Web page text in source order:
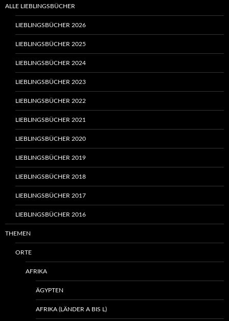
ALLE LIEBLINGSBÜCHER
LIEBLINGSBÜCHER 2026
LIEBLINGSBÜCHER 2025
LIEBLINGSBÜCHER 2024
LIEBLINGSBÜCHER 2023
LIEBLINGSBÜCHER 2022
LIEBLINGSBÜCHER 2021
LIEBLINGSBÜCHER 2020
LIEBLINGSBÜCHER 2019
LIEBLINGSBÜCHER 2018
LIEBLINGSBÜCHER 2017
LIEBLINGSBÜCHER 2016
THEMEN
ORTE
AFRIKA
ÄGYPTEN
AFRIKA (LÄNDER A BIS L)